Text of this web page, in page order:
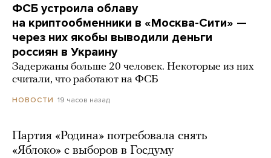
ФСБ устроила облаву
на криптообменники в «Москва-Сити» —
через них якобы выводили деньги
россиян в Украину
Задержаны больше 20 человек. Некоторые из них
считали, что работают на ФСБ
НОВОСТИ 19 часов назад
Партия «Родина» потребовала снять
«Яблоко» с выборов в Госдуму